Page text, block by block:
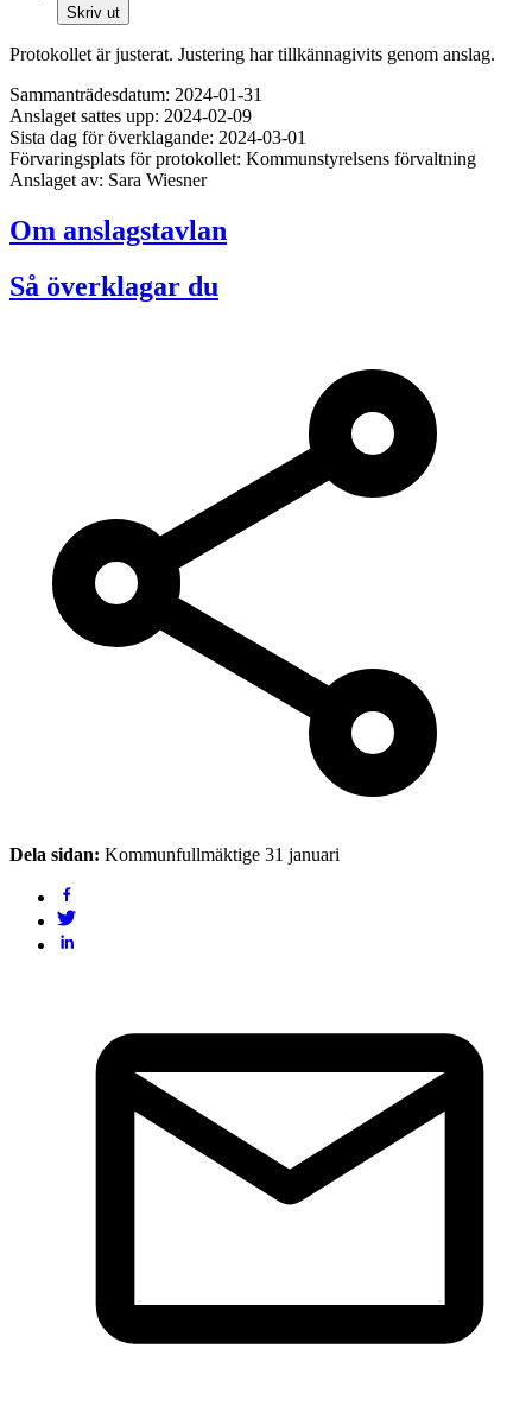
Skriv ut
Protokollet är justerat. Justering har tillkännagivits genom anslag.
Sammanträdesdatum: 2024-01-31
Anslaget sattes upp: 2024-02-09
Sista dag för överklagande: 2024-03-01
Förvaringsplats för protokollet: Kommunstyrelsens förvaltning
Anslaget av: Sara Wiesner
Om anslagstavlan
Så överklagar du
Dela sidan: Kommunfullmäktige 31 januari